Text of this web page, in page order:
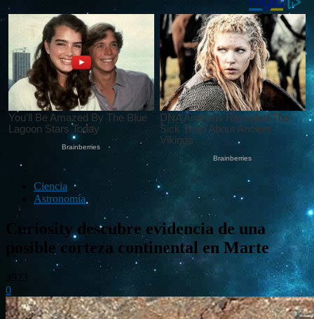
Ciencia
Astronomía
Curiosity descubre evidencia de una
posible corteza continental en Marte
0